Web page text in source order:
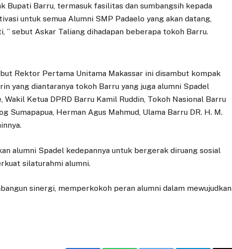
Bupati Barru, termasuk fasilitas dan sumbangsih kepada
untuk semua Alumni SMP Padaelo yang akan datang,
” sebut Askar Taliang dihadapan beberapa tokoh Barru.
Rektor Pertama Unitama Makassar ini disambut kompak
yang diantaranya tokoh Barru yang juga alumni Spadel
Ketua DPRD Barru Kamil Ruddin, Tokoh Nasional Barru
Sumapapua, Herman Agus Mahmud, Ulama Barru DR. H. M.
alumni Spadel kedepannya untuk bergerak diruang sosial
silaturahmi alumni.
sinergi, memperkokoh peran alumni dalam mewujudkan